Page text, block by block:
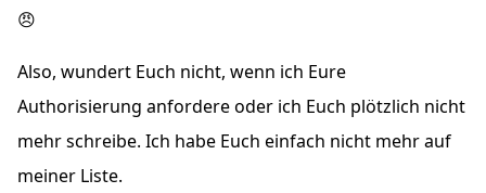
😠
Also, wundert Euch nicht, wenn ich Eure
Authorisierung anfordere oder ich Euch plötzlich nicht
mehr schreibe. Ich habe Euch einfach nicht mehr auf
meiner Liste.